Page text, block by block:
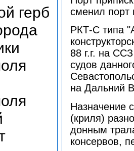
герб
сменил порт
РКТ-С типа
88 г.г. на
судов
на Дальний
Назначение
(криля)
донным
консервов,